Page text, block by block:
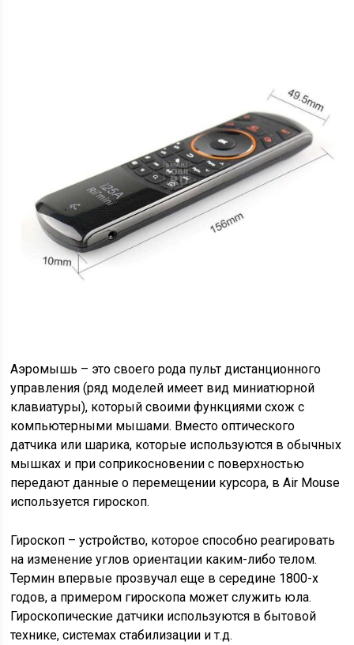
Аэромышь – это своего рода пульт дистанционного
управления (ряд моделей имеет вид миниатюрной
клавиатуры), который своими функциями схож с
компьютерными мышами. Вместо оптического
датчика или шарика, которые используются в обычных
мышках и при соприкосновении с поверхностью
передают данные о перемещении курсора, в Air Mouse
используется гироскоп.
Гироскоп – устройство, которое способно реагировать
на изменение углов ориентации каким-либо телом.
Термин впервые прозвучал еще в середине 1800-х
годов, а примером гироскопа может служить юла.
Гироскопические датчики используются в бытовой
технике, системах стабилизации и т.д.